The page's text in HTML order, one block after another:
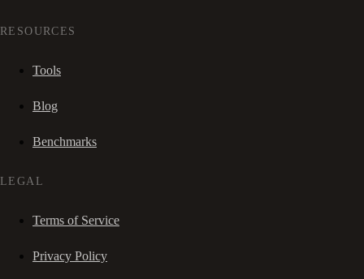
RESOURCES
Tools
Blog
Benchmarks
LEGAL
Terms of Service
Privacy Policy